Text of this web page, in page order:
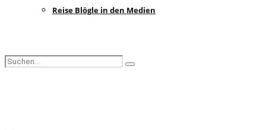
Reise Blögle in den Medien
Search
Search